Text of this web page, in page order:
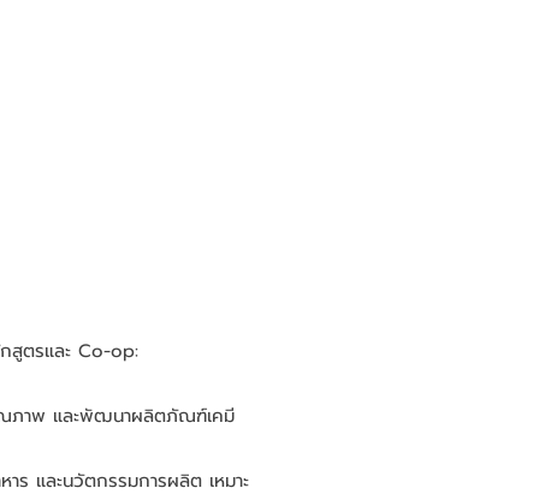
สูตรและ Co-op:
ณภาพ และพัฒนาผลิตภัณฑ์เคมี
และนวัตกรรมการผลิต เหมาะ